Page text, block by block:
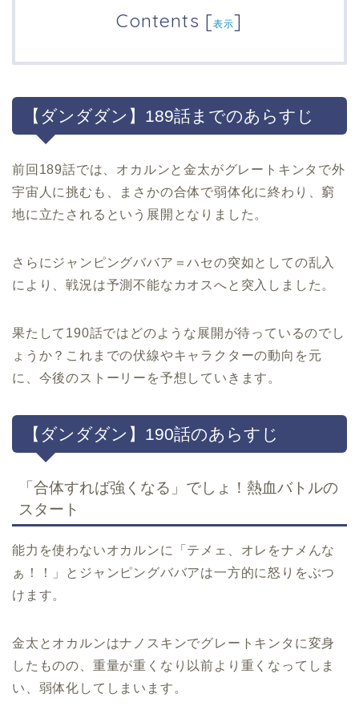
Contents [表示]
【ダンダダン】189話までのあらすじ
前回189話では、オカルンと金太がグレートキンタで外
宇宙人に挑むも、まさかの合体で弱体化に終わり、窮
地に立たされるという展開となりました。
さらにジャンピングババア＝ハセの突如としての乱入
により、戦況は予測不能なカオスへと突入しました。
果たして190話ではどのような展開が待っているのでし
ょうか？これまでの伏線やキャラクターの動向を元
に、今後のストーリーを予想していきます。
【ダンダダン】190話のあらすじ
「合体すれば強くなる」でしょ！熱血バトルの
スタート
能力を使わないオカルンに「テメェ、オレをナメんな
ぁ！！」とジャンピングババアは一方的に怒りをぶつ
けます。
金太とオカルンはナノスキンでグレートキンタに変身
したものの、重量が重くなり以前より重くなってしま
い、弱体化してしまいます。